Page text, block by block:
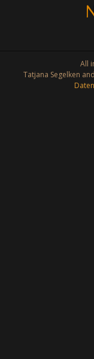
All images and
Tatjana Segelken